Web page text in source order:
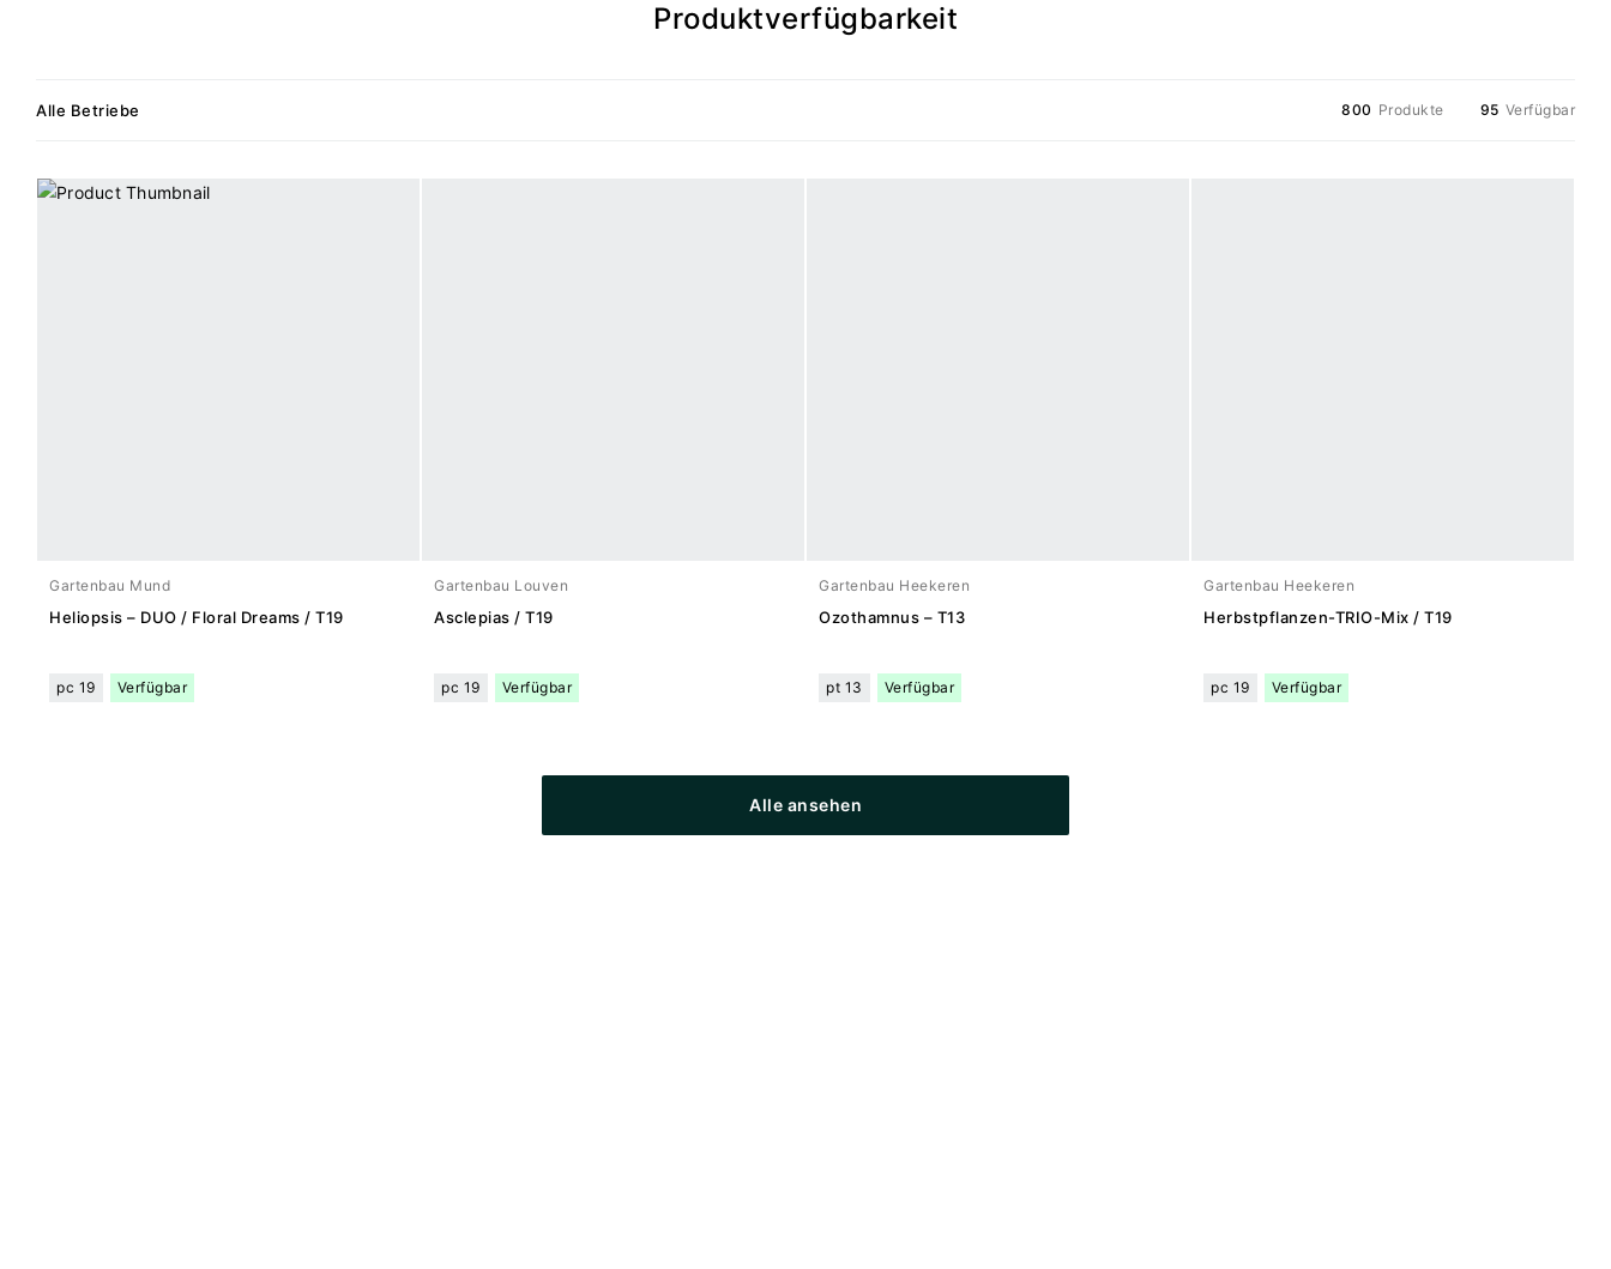
Produktverfügbarkeit
Alle Betriebe 800 Produkte 95 Verfügbar
Gartenbau Mund
Heliopsis – DUO / Floral Dreams / T19
pc 19 Verfügbar
Gartenbau Louven
Asclepias / T19
pc 19 Verfügbar
Gartenbau Heekeren
Ozothamnus – T13
pt 13 Verfügbar
Gartenbau Heekeren
Herbstpflanzen-TRIO-Mix / T19
pc 19 Verfügbar
Alle ansehen